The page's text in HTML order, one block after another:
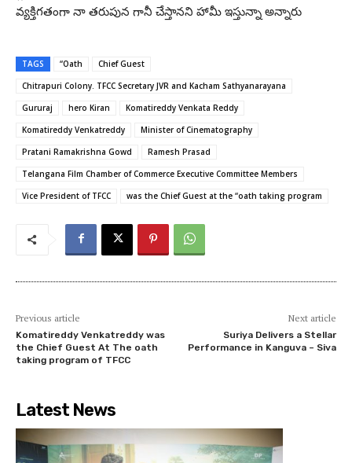
వ్యక్తిగతంగా నా తరుపున గానీ చేస్తానని హామీ ఇస్తున్నా అన్నారు
TAGS “Oath
Chief Guest
Chitrapuri Colony. TFCC Secretary JVR and Kacham Sathyanarayana
Gururaj
hero Kiran
Komatireddy Venkata Reddy
Komatireddy Venkatreddy
Minister of Cinematography
Pratani Ramakrishna Gowd
Ramesh Prasad
Telangana Film Chamber of Commerce Executive Committee Members
Vice President of TFCC
was the Chief Guest at the “oath taking program
Previous article
Komatireddy Venkatreddy was
the Chief Guest At The oath
taking program of TFCC
Next article
Suriya Delivers a Stellar
Performance in Kanguva – Siva
Latest News